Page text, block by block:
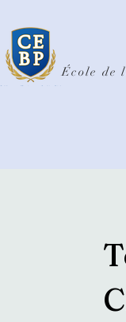
École de